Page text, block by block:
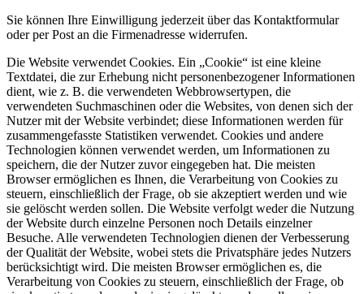
Sie können Ihre Einwilligung jederzeit über das Kontaktformular
oder per Post an die Firmenadresse widerrufen.
Die Website verwendet Cookies. Ein „Cookie“ ist eine kleine
Textdatei, die zur Erhebung nicht personenbezogener Informationen
dient, wie z. B. die verwendeten Webbrowsertypen, die
verwendeten Suchmaschinen oder die Websites, von denen sich der
Nutzer mit der Website verbindet; diese Informationen werden für
zusammengefasste Statistiken verwendet. Cookies und andere
Technologien können verwendet werden, um Informationen zu
speichern, die der Nutzer zuvor eingegeben hat. Die meisten
Browser ermöglichen es Ihnen, die Verarbeitung von Cookies zu
steuern, einschließlich der Frage, ob sie akzeptiert werden und wie
sie gelöscht werden sollen. Die Website verfolgt weder die Nutzung
der Website durch einzelne Personen noch Details einzelner
Besuche. Alle verwendeten Technologien dienen der Verbesserung
der Qualität der Website, wobei stets die Privatsphäre jedes Nutzers
berücksichtigt wird. Die meisten Browser ermöglichen es, die
Verarbeitung von Cookies zu steuern, einschließlich der Frage, ob